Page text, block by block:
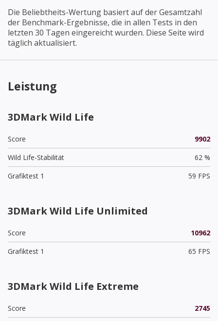
Die Beliebtheits-Wertung basiert auf der Gesamtzahl
der Benchmark-Ergebnisse, die in allen Tests in den
letzten 30 Tagen eingereicht wurden. Diese Seite wird
täglich aktualisiert.
Leistung
3DMark Wild Life
Score
9902
Wild Life-Stabilität
62 %
Grafiktest 1
59 FPS
3DMark Wild Life Unlimited
Score
10962
Grafiktest 1
65 FPS
3DMark Wild Life Extreme
Score
2745